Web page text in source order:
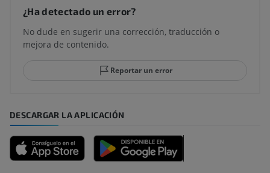
¿Ha detectado un error?
No dude en sugerir una corrección, traducción o
mejora de contenido.
Reportar un error
DESCARGAR LA APLICACIÓN